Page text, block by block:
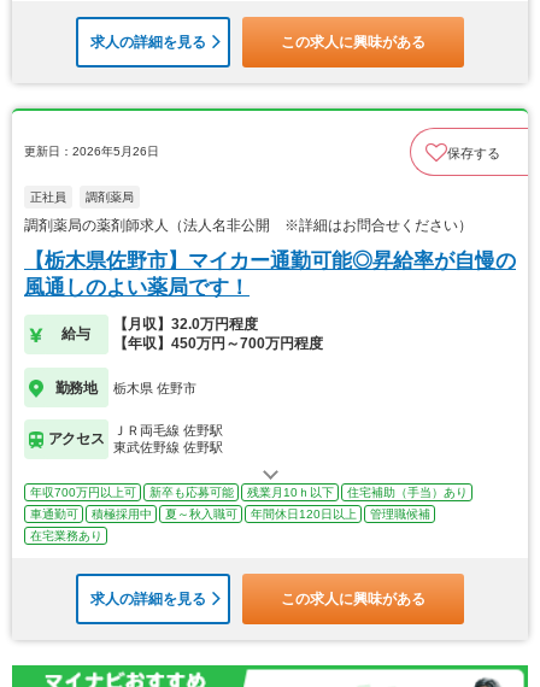
求人の詳細を見る この求人に興味がある
更新日：2026年5月26日 保存する
正社員 調剤薬局
調剤薬局の薬剤師求人（法人名非公開 ※詳細はお問合せください）
【栃木県佐野市】マイカー通勤可能◎昇給率が自慢の
風通しのよい薬局です！
給与
【月収】32.0万円程度
【年収】450万円～700万円程度
勤務地 栃木県 佐野市
アクセス
ＪＲ両毛線 佐野駅
東武佐野線 佐野駅
年収700万円以上可 新卒も応募可能 残業月10ｈ以下
住宅補助（手当）あり
車通勤可
積極採用中 夏～秋入職可 年間休日120日以上
管理職候補
在宅業務あり
求人の詳細を見る この求人に興味がある